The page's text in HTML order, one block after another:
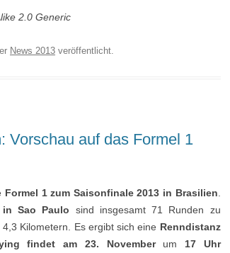
2.0 Generic
News 2013 veröffentlicht.
Vorschau auf das Formel 1
Formel 1 zum Saisonfinale 2013 in Brasilien
Sao Paulo sind insgesamt 71 Runden zu
Kilometern. Es ergibt sich eine Renndistanz
findet am 23. Novemberum 17 Uhr